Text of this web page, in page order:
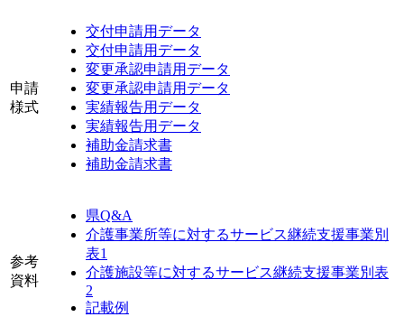
申請
様式
交付申請用データ
交付申請用データ
変更承認申請用データ
変更承認申請用データ
実績報告用データ
実績報告用データ
補助金請求書
補助金請求書
参考
資料
県Q&A
介護事業所等に対するサービス継続支援事業別
表1
介護施設等に対するサービス継続支援事業別表
2
記載例